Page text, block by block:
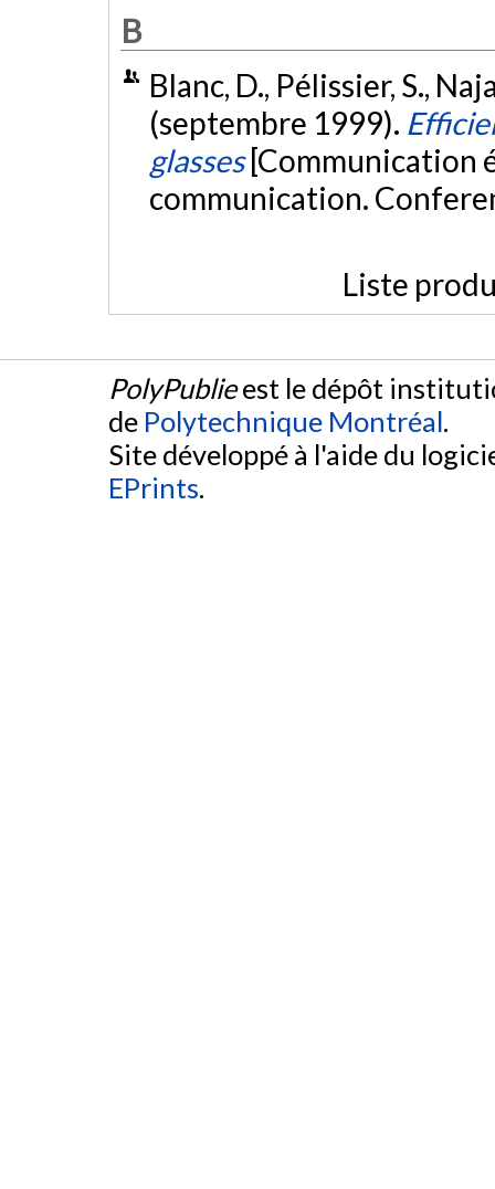
B
Blanc, D., Pélissier, S.,
(septembre 1999).
glasses [Communication
communication.
Liste
PolyPublieest le dépôt
de Polytechnique Montréal.
Site développé à l'aide du
EPrints.